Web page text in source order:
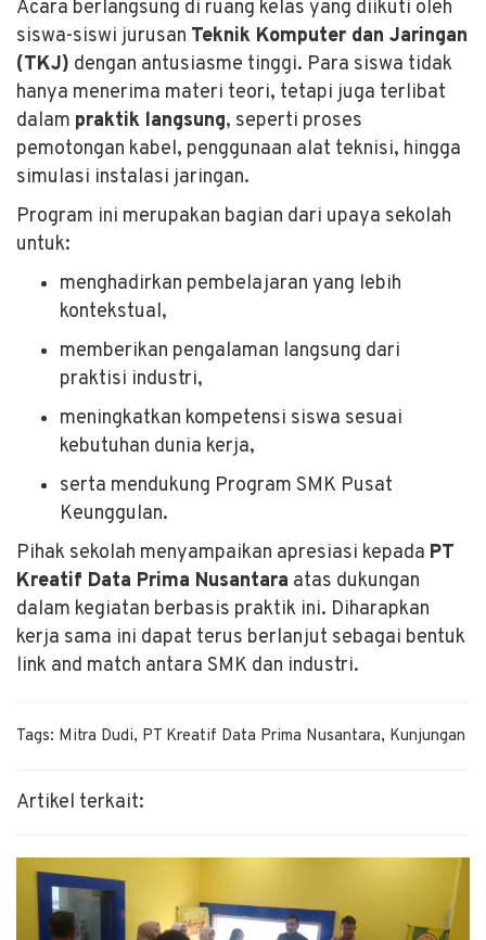
Acara berlangsung di ruang kelas yang diikuti oleh
siswa-siswi jurusan Teknik Komputer dan Jaringan
(TKJ) dengan antusiasme tinggi. Para siswa tidak
hanya menerima materi teori, tetapi juga terlibat
dalam praktik langsung, seperti proses
pemotongan kabel, penggunaan alat teknisi, hingga
simulasi instalasi jaringan.
Program ini merupakan bagian dari upaya sekolah
untuk:
menghadirkan pembelajaran yang lebih
kontekstual,
memberikan pengalaman langsung dari
praktisi industri,
meningkatkan kompetensi siswa sesuai
kebutuhan dunia kerja,
serta mendukung Program SMK Pusat
Keunggulan.
Pihak sekolah menyampaikan apresiasi kepada PT
Kreatif Data Prima Nusantara atas dukungan
dalam kegiatan berbasis praktik ini. Diharapkan
kerja sama ini dapat terus berlanjut sebagai bentuk
link and match antara SMK dan industri.
Tags: Mitra Dudi, PT Kreatif Data Prima Nusantara, Kunjungan
Artikel terkait: